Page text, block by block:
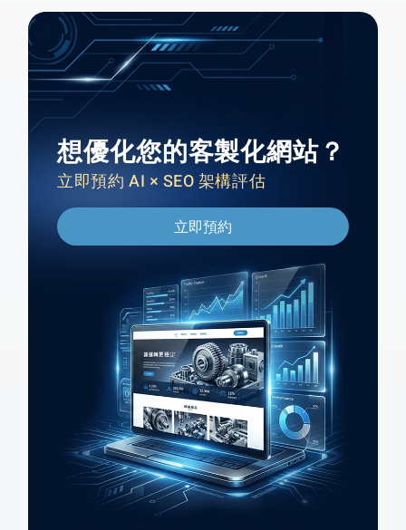
想優化您的客製化網站？
立即預約 AI × SEO 架構評估
立即預約